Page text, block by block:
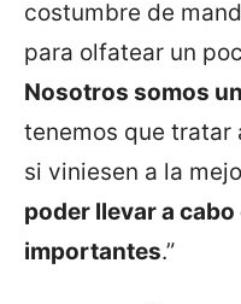
costumbre de
para olfatear un
Nosotros somos
tenemos que tratar
si viniesen a la
poder llevar a
importantes.”